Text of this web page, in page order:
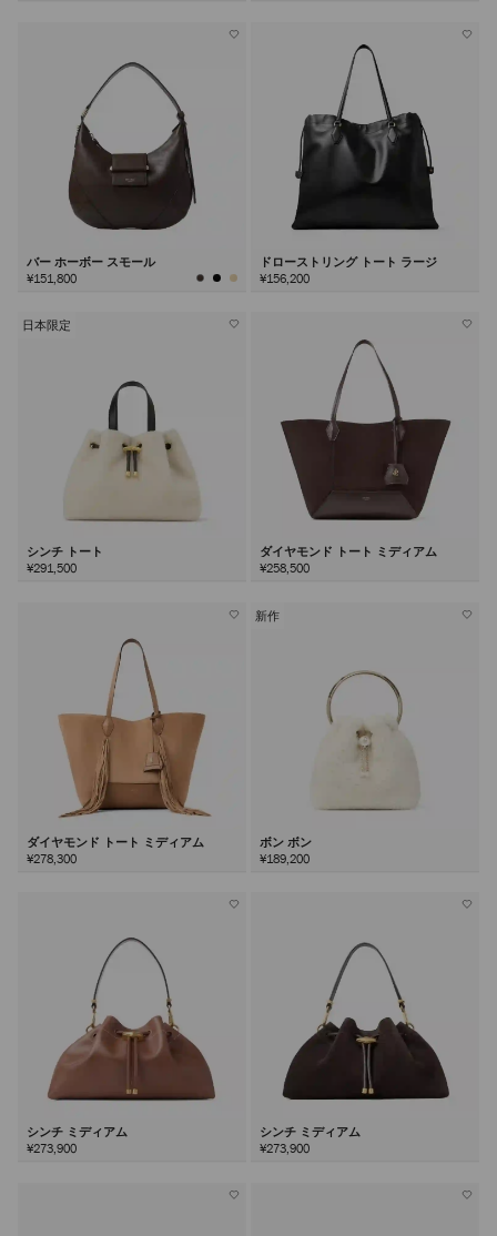
バー ホーボー スモール
¥151,800
ドローストリング トート ラージ
¥156,200
日本限定
シンチ トート
¥291,500
ダイヤモンド トート ミディアム
¥258,500
ダイヤモンド トート ミディアム
¥278,300
新作
ボン ボン
¥189,200
シンチ ミディアム
¥273,900
シンチ ミディアム
¥273,900